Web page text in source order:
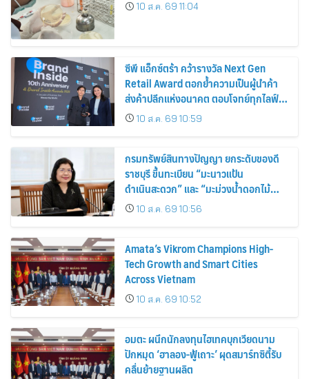
10 ส.ค. 69 11:04
ซีพี แอ็กซ์ตร้า คว้ารางวัล Next Gen
Retail Award ตอกย้ำความเป็นผู้นำค้า
ส่งค้าปลีกแห่งอนาคต ตอบโจทย์ทุกไลฟ์
สไตล์ผู้บริโภค
10 ส.ค. 69 10:59
กรมทรัพย์สินทางปัญญา ยกระดับของดี
ราชบุรี ขึ้นทะเบียน “มะนาวแป้น
ดำเนินสะดวก” และ “มะม่วงน้ำดอกไม้
ราชบุรี” เป็น GI น้องใหม่ เดินหน้าเพิ่ม
มูลค่าเกษตรอัตลักษณ์ ขับเคลื่อน
เศรษฐกิจชุมชน
10 ส.ค. 69 10:56
Amata’s Vikrom Champions High-
Tech Growth and Smart Cities
Across Vietnam
10 ส.ค. 69 10:52
อมตะ ผนึกนักลงทุนไฮเทคบุกเวียดนาม
ปักหมุด ‘ฮาลอง-ฟู้เถาะ’ ผุดสมาร์ทซิตี้รับ
คลื่นย้ายฐานผลิต